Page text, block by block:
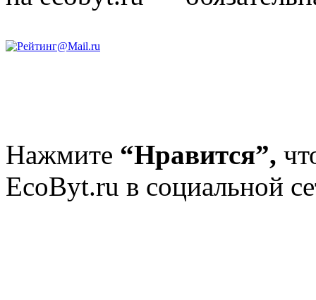
Нажмите “Нравится”,
EcoByt.ru в социальной